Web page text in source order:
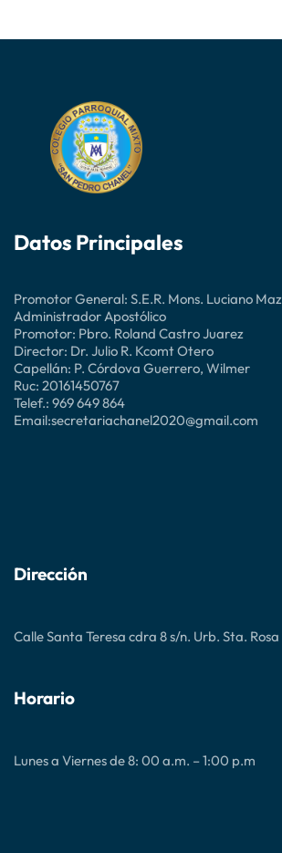
Datos Principales
Promotor General: S.E.R. Mons. Luciano
Administrador Apostólico
Promotor: Pbro. Roland Castro Juarez
Director: Dr. Julio R. Kcomt Otero
Capellán: P. Córdova Guerrero, Wilmer
Ruc: 20161450767
Telef.: 969 649 864
Email:secretariachanel2020@gmail.com
Dirección
Calle Santa Teresa cdra 8 s/n. Urb. Sta. Rosa
Horario
Lunes a Viernes de 8: 00 a.m. – 1:00 p.m